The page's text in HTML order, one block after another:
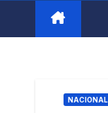
NACIONAL